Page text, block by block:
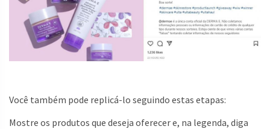
Você também pode replicá-lo seguindo estas etapas:
Mostre os produtos que deseja oferecer e, na legenda, diga